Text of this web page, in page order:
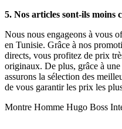
5. Nos articles sont-ils moins
Nous nous engageons à vous
en Tunisie. Grâce à nos
directs, vous profitez de prix
originaux. De plus, grâce à
assurons la sélection des
de vous garantir les prix les
Montre Homme Hugo Boss